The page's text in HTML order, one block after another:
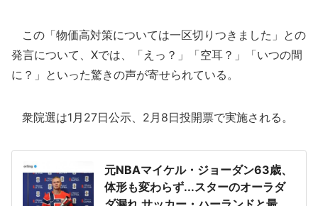
この「物価高対策については一区切りつきました」との
発言について、Xでは、「えっ？」「空耳？」「いつの間
に？」といった驚きの声が寄せられている。
衆院選は1月27日公示、2月8日投開票で実施される。
元NBAマイケル・ジョーダン63歳、
体形も変わらず...スターのオーラダ